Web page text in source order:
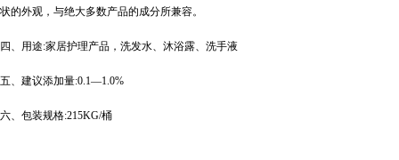
状的外观，与绝大多数产品的成分所兼容。
四、用途:家居护理产品，洗发水、沐浴露、洗手液
五、建议添加量:0.1—1.0%
六、包装规格:215KG/桶